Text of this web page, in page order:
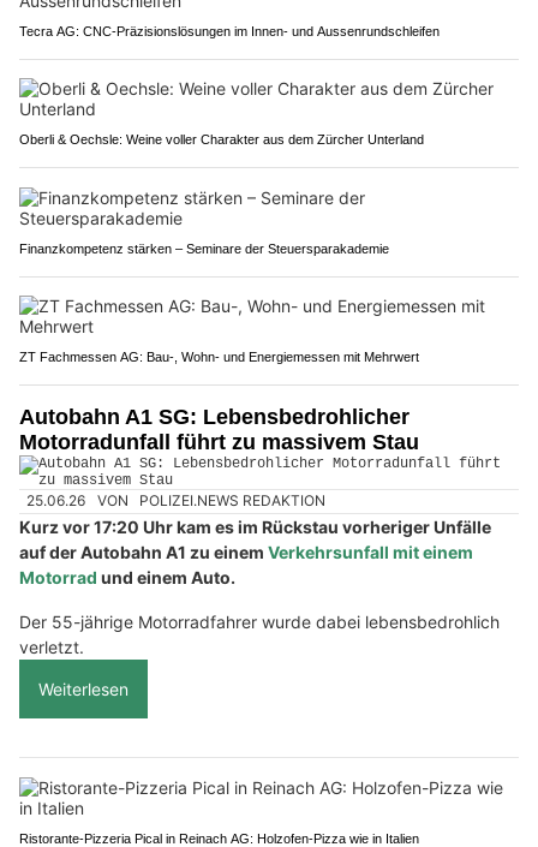
Tecra AG: CNC-Präzisionslösungen im Innen- und Aussenrundschleifen
Oberli & Oechsle: Weine voller Charakter aus dem Zürcher Unterland
Finanzkompetenz stärken – Seminare der Steuersparakademie
ZT Fachmessen AG: Bau-, Wohn- und Energiemessen mit Mehrwert
Autobahn A1 SG: Lebensbedrohlicher
Motorradunfall führt zu massivem Stau
25.06.26 VON POLIZEI.NEWS REDAKTION
Kurz vor 17:20 Uhr kam es im Rückstau vorheriger Unfälle
auf der Autobahn A1 zu einem Verkehrsunfall mit einem
Motorrad und einem Auto.
Der 55-jährige Motorradfahrer wurde dabei lebensbedrohlich
verletzt.
Weiterlesen
Ristorante-Pizzeria Pical in Reinach AG: Holzofen-Pizza wie in Italien